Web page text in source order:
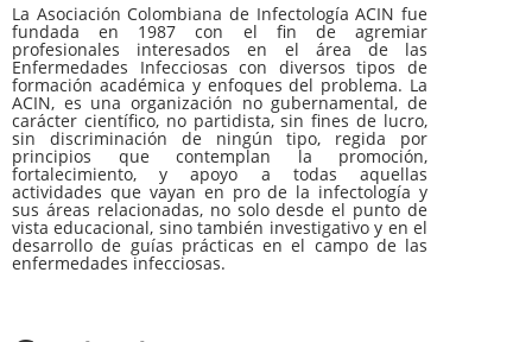
La Asociación Colombiana de Infectología ACIN fue
fundada en 1987 con el fin de agremiar
profesionales interesados en el área de las
Enfermedades Infecciosas con diversos tipos de
formación académica y enfoques del problema. La
ACIN, es una organización no gubernamental, de
carácter científico, no partidista, sin fines de lucro,
sin discriminación de ningún tipo, regida por
principios que contemplan la promoción,
fortalecimiento, y apoyo a todas aquellas
actividades que vayan en pro de la infectología y
sus áreas relacionadas, no solo desde el punto de
vista educacional, sino también investigativo y en el
desarrollo de guías prácticas en el campo de las
enfermedades infecciosas.